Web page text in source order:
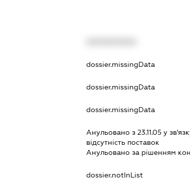
dossier.missingData
dossier.missingData
dossier.missingData
Анульовано з 23.11.05 у
вiдсутнiсть поставок
Анульовано за рiшенням
dossier.notInList